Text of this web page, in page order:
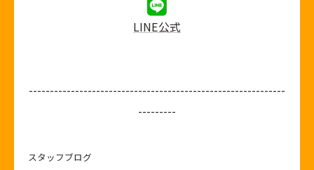
LINE公式
-------------------------------------------------------------
---------
スタッフブログ